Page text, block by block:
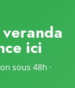
ici
sous 48h ·